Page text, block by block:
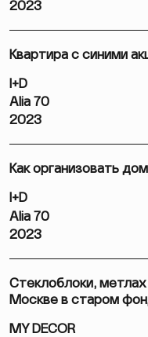
2023
Квартира с синими
I+D
Alia 70
2023
Как организовать
I+D
Alia 70
2023
Стеклоблоки, метлах
Москве в старом
MY DECOR